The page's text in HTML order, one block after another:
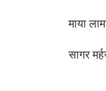
माया
सागर